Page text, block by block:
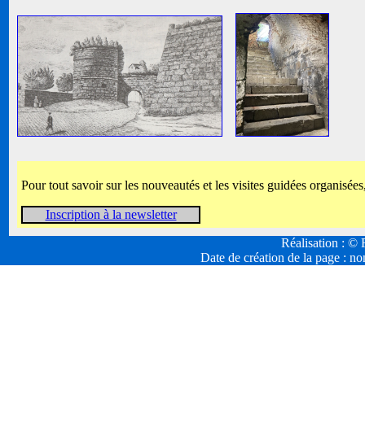
Pour tout savoir sur les nouveautés et les visites guidées
Inscription à la newsletter
Réalisation : ©
Date de création de la page :